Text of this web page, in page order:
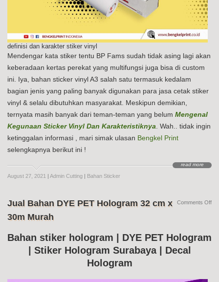
definisi dan karakter stiker vinyl
Mendengar kata stiker tentu BP Fams sudah tidak asing lagi akan
keberadaan kertas perekat yang multifungsi juga bisa di custom
ini. Iya, bahan sticker vinyl A3 salah satu termasuk kedalam
bagian jenis yang paling banyak digunakan para jasa cetak stiker
vinyl & selalu dibutuhkan masyarakat. Meskipun demikian,
ternyata masih banyak dari teman-teman yang belum Mengenal
Kegunaan Sticker Vinyl Dan Karakteristiknya. Wah.. tidak ingin
ketinggalan informasi , mari simak ulasan Bengkel Print
selengkapnya berikut ini !
read more
August 27, 2021 Admin Cutting Bahan Sticker
Jual Bahan DYE PET Hologram 32 cm x
30m Murah
Bahan stiker hologram | DYE PET Hologram
| Stiker Hologram Surabaya | Decal
Hologram
Comments Offon